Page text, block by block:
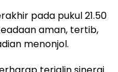
pada pukul 21.50
aman, tertib,
menonjol.